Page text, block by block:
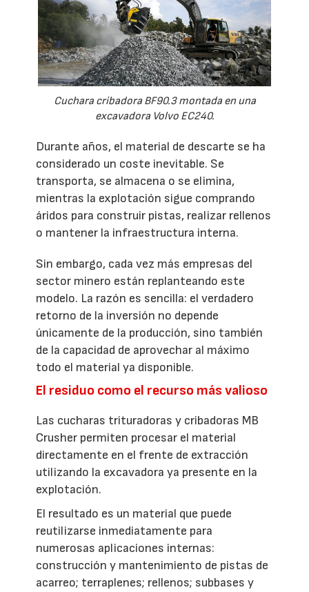
Cuchara cribadora BF90.3 montada en una
excavadora Volvo EC240.
Durante años, el material de descarte se ha
considerado un coste inevitable. Se
transporta, se almacena o se elimina,
mientras la explotación sigue comprando
áridos para construir pistas, realizar rellenos
o mantener la infraestructura interna.
Sin embargo, cada vez más empresas del
sector minero están replanteando este
modelo. La razón es sencilla: el verdadero
retorno de la inversión no depende
únicamente de la producción, sino también
de la capacidad de aprovechar al máximo
todo el material ya disponible.
El residuo como el recurso más valioso
Las cucharas trituradoras y cribadoras MB
Crusher permiten procesar el material
directamente en el frente de extracción
utilizando la excavadora ya presente en la
explotación.
El resultado es un material que puede
reutilizarse inmediatamente para
numerosas aplicaciones internas:
construcción y mantenimiento de pistas de
acarreo; terraplenes; rellenos; subbases y